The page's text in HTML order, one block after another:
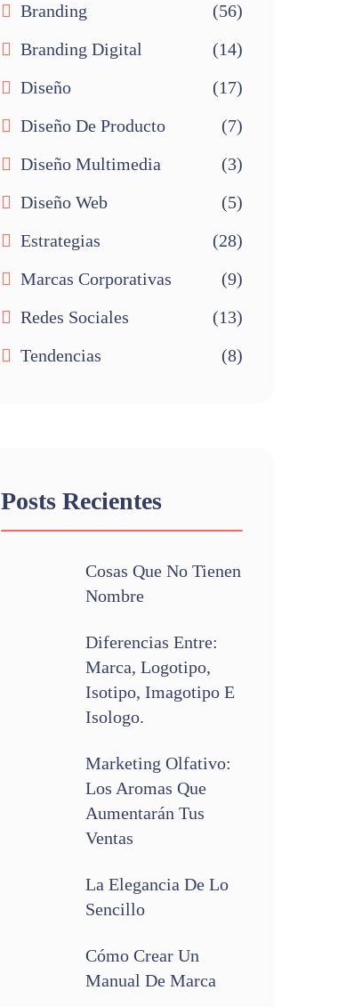
Branding
(56)
Branding Digital
(14)
Diseño
(17)
Diseño De Producto
(7)
Diseño Multimedia
(3)
Diseño Web
(5)
Estrategias
(28)
Marcas Corporativas
(9)
Redes Sociales
(13)
Tendencias
(8)
Posts Recientes
Cosas Que No Tienen
Nombre
Diferencias Entre:
Marca, Logotipo,
Isotipo, Imagotipo E
Isologo.
Marketing Olfativo:
Los Aromas Que
Aumentarán Tus
Ventas
La Elegancia De Lo
Sencillo
Cómo Crear Un
Manual De Marca